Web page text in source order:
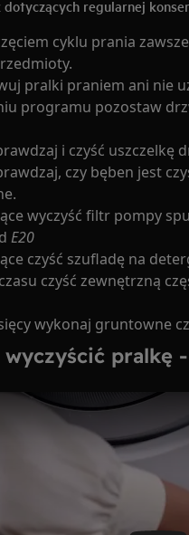
regularnej
cyklu prania
pralki praniem ani nie
programu pozostaw
i czyść uszczelkę
czy bęben jest
wyczyść filtr pompy
E20
czyść szufladę na
czyść zewnętrzną
wykonaj gruntowne
pralkę